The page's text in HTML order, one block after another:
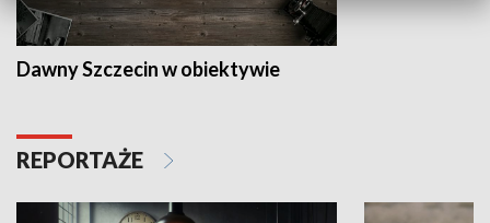
Dawny Szczecin w obiektywie
REPORTAŻE